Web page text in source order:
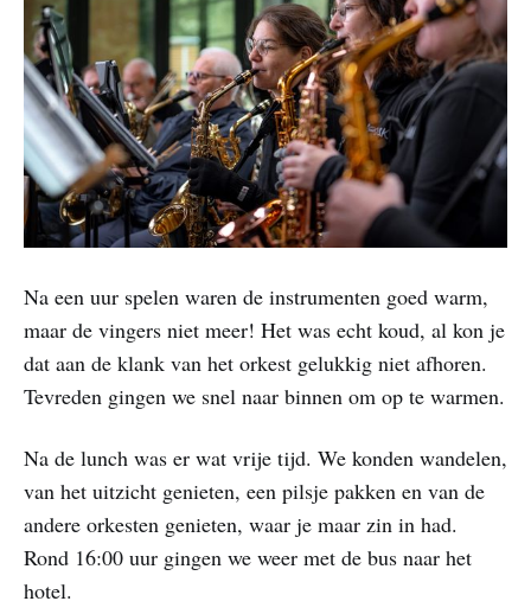
Na een uur spelen waren de instrumenten goed warm,
maar de vingers niet meer! Het was echt koud, al kon je
dat aan de klank van het orkest gelukkig niet afhoren.
Tevreden gingen we snel naar binnen om op te warmen.
Na de lunch was er wat vrije tijd. We konden wandelen,
van het uitzicht genieten, een pilsje pakken en van de
andere orkesten genieten, waar je maar zin in had.
Rond 16:00 uur gingen we weer met de bus naar het
hotel.